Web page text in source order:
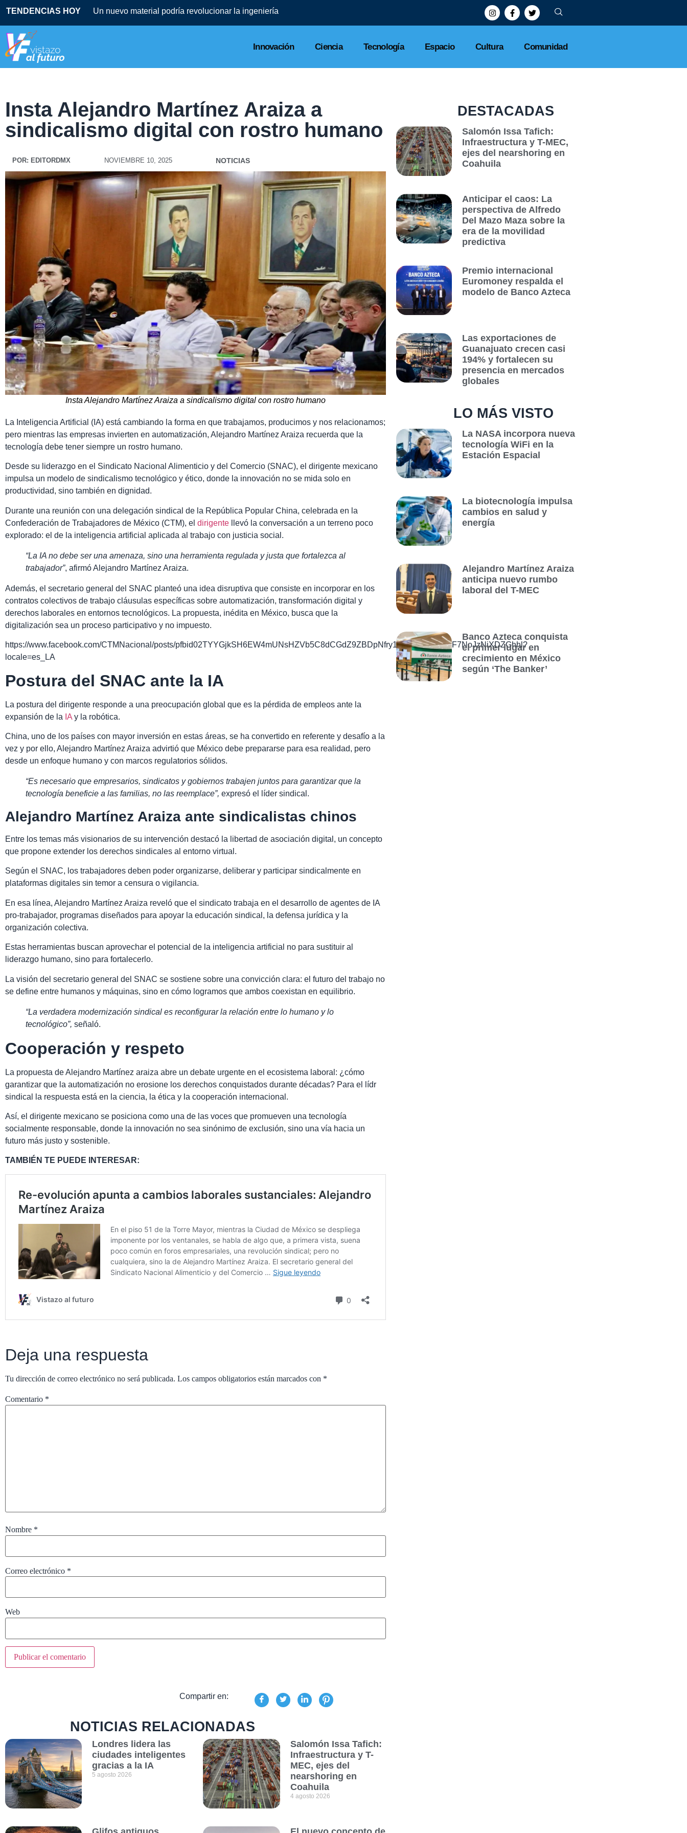
TENDENCIAS HOY Finsus refuerza ciberseguridad y cierra 2025 sin filtraciones
Innovación Ciencia Tecnología Espacio Cultura Comunidad
Insta Alejandro Martínez Araiza a
sindicalismo digital con rostro humano
POR: EDITORDMX NOVIEMBRE 10, 2025 NOTICIAS
Insta Alejandro Martínez Araiza a sindicalismo digital con rostro humano
La Inteligencia Artificial (IA) está cambiando la forma en que trabajamos, producimos y nos relacionamos;
pero mientras las empresas invierten en automatización, Alejandro Martínez Araiza recuerda que la
tecnología debe tener siempre un rostro humano.
Desde su liderazgo en el Sindicato Nacional Alimenticio y del Comercio (SNAC), el dirigente mexicano
impulsa un modelo de sindicalismo tecnológico y ético, donde la innovación no se mida solo en
productividad, sino también en dignidad.
Durante una reunión con una delegación sindical de la República Popular China, celebrada en la
Confederación de Trabajadores de México (CTM), el dirigente llevó la conversación a un terreno poco
explorado: el de la inteligencia artificial aplicada al trabajo con justicia social.
“La IA no debe ser una amenaza, sino una herramienta regulada y justa que fortalezca al
trabajador”, afirmó Alejandro Martínez Araiza.
Además, el secretario general del SNAC planteó una idea disruptiva que consiste en incorporar en los
contratos colectivos de trabajo cláusulas específicas sobre automatización, transformación digital y
derechos laborales en entornos tecnológicos. La propuesta, inédita en México, busca que la
digitalización sea un proceso participativo y no impuesto.
https://www.facebook.com/CTMNacional/posts/pfbid02TYYGjkSH6EW4mUNsHZVb5C8dCGdZ9ZBDpNfry1AJapTanx8p5bF7NoJzNiXDZGhhl?
locale=es_LA
Postura del SNAC ante la IA
La postura del dirigente responde a una preocupación global que es la pérdida de empleos ante la
expansión de la IA y la robótica.
China, uno de los países con mayor inversión en estas áreas, se ha convertido en referente y desafío a la
vez y por ello, Alejandro Martínez Araiza advirtió que México debe prepararse para esa realidad, pero
desde un enfoque humano y con marcos regulatorios sólidos.
“Es necesario que empresarios, sindicatos y gobiernos trabajen juntos para garantizar que la
tecnología beneficie a las familias, no las reemplace”, expresó el líder sindical.
Alejandro Martínez Araiza ante sindicalistas chinos
Entre los temas más visionarios de su intervención destacó la libertad de asociación digital, un concepto
que propone extender los derechos sindicales al entorno virtual.
Según el SNAC, los trabajadores deben poder organizarse, deliberar y participar sindicalmente en
plataformas digitales sin temor a censura o vigilancia.
En esa línea, Alejandro Martínez Araiza reveló que el sindicato trabaja en el desarrollo de agentes de IA
pro-trabajador, programas diseñados para apoyar la educación sindical, la defensa jurídica y la
organización colectiva.
Estas herramientas buscan aprovechar el potencial de la inteligencia artificial no para sustituir al
liderazgo humano, sino para fortalecerlo.
La visión del secretario general del SNAC se sostiene sobre una convicción clara: el futuro del trabajo no
se define entre humanos y máquinas, sino en cómo logramos que ambos coexistan en equilibrio.
“La verdadera modernización sindical es reconfigurar la relación entre lo humano y lo
tecnológico”, señaló.
Cooperación y respeto
La propuesta de Alejandro Martínez araiza abre un debate urgente en el ecosistema laboral: ¿cómo
garantizar que la automatización no erosione los derechos conquistados durante décadas? Para el lídr
sindical la respuesta está en la ciencia, la ética y la cooperación internacional.
Así, el dirigente mexicano se posiciona como una de las voces que promueven una tecnología
socialmente responsable, donde la innovación no sea sinónimo de exclusión, sino una vía hacia un
futuro más justo y sostenible.
TAMBIÉN TE PUEDE INTERESAR:
Deja una respuesta
Tu dirección de correo electrónico no será publicada. Los campos obligatorios están marcados con *
Comentario *
Nombre *
Correo electrónico *
Web
Compartir en:
NOTICIAS RELACIONADAS
Londres lidera las
ciudades inteligentes
gracias a la IA
5 agosto 2026
Salomón Issa Tafich:
Infraestructura y T-
MEC, ejes del
nearshoring en
Coahuila
4 agosto 2026
DESTACADAS
Salomón Issa Tafich:
Infraestructura y T-MEC,
ejes del nearshoring en
Coahuila
Anticipar el caos: La
perspectiva de Alfredo
Del Mazo Maza sobre la
era de la movilidad
predictiva
Premio internacional
Euromoney respalda el
modelo de Banco Azteca
Las exportaciones de
Guanajuato crecen casi
194% y fortalecen su
presencia en mercados
globales
LO MÁS VISTO
La NASA incorpora nueva
tecnología WiFi en la
Estación Espacial
La biotecnología impulsa
cambios en salud y
energía
Alejandro Martínez Araiza
anticipa nuevo rumbo
laboral del T-MEC
Banco Azteca conquista
el primer lugar en
crecimiento en México
según ‘The Banker’